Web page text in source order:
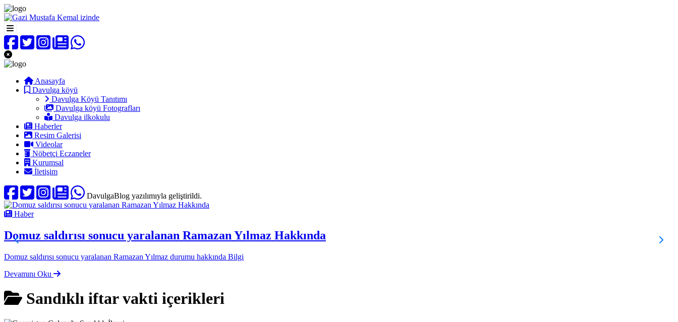
Anasayfa
Davulga köyü
Davulga Köyü Tanıtımı
Davulga köyü Fotografları
Davulga ilkokulu
Haberler
Resim Galerisi
Videolar
Nöbetçi Eczaneler
Kurumsal
İletişim
DavulgaBlog yazılımıyla geliştirildi.
Haber
Domuz saldırısı sonucu yaralanan Ramazan Yılmaz Hakkında
Domuz saldırısı sonucu yaralanan Ramazan Yılmaz durumu hakkında Bilgi
Devamını Oku
Sandıklı iftar vakti içerikleri